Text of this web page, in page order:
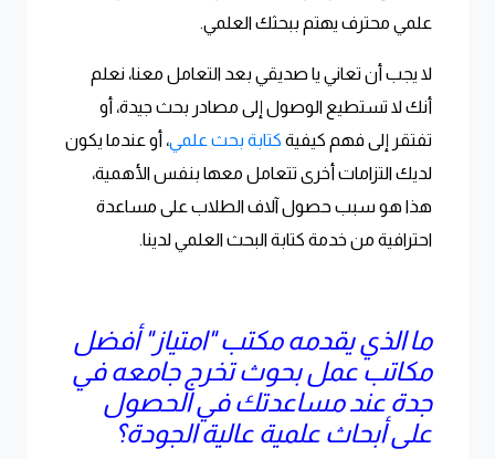
علمي محترف يهتم ببحثك العلمي.
لا يجب أن تعاني يا صديقي بعد التعامل معنا، نعلم
أنك لا تستطيع الوصول إلى مصادر بحث جيدة، أو
تفتقر إلى فهم كيفية كتابة بحث علمي، أو عندما يكون
لديك التزامات أخرى تتعامل معها بنفس الأهمية،
هذا هو سبب حصول آلاف الطلاب على مساعدة
احترافية من خدمة كتابة البحث العلمي لدينا.
ما الذي يقدمه مكتب "امتياز" أفضل
مكاتب عمل بحوث تخرج جامعه في
جدة عند مساعدتك في الحصول
على أبحاث علمية عالية الجودة؟